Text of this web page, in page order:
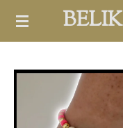
Ga
de
hoofdinhoud